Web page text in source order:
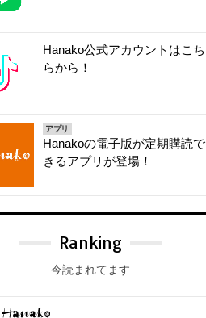
Hanako公式アカウントはこち
らから！
アプリ
Hanakoの電子版が定期購読で
きるアプリが登場！
Ranking
今読まれてます